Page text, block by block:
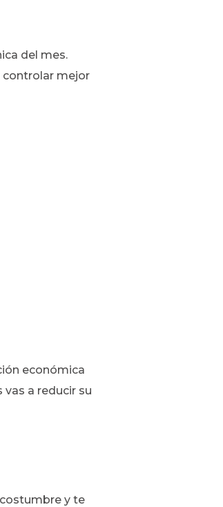
del mes.
controlar mejor
económica
a reducir su
y te